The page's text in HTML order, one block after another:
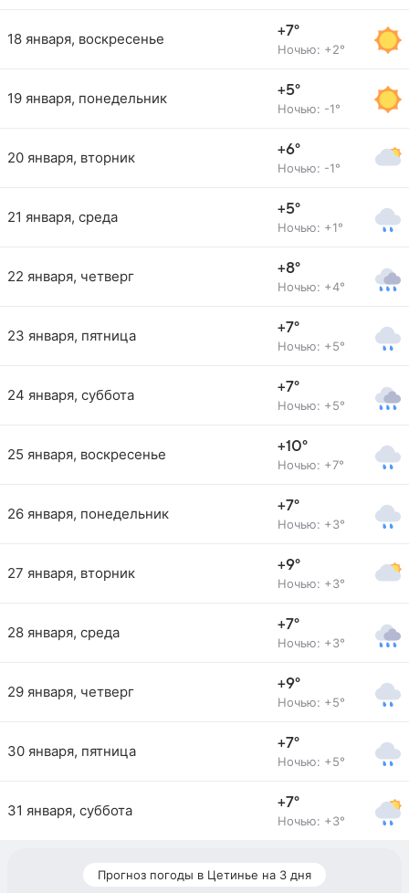
18 января, воскресенье +7°
Ночью: +2°
19 января, понедельник +5°
Ночью: -1°
20 января, вторник +6°
Ночью: -1°
21 января, среда +5°
Ночью: +1°
22 января, четверг +8°
Ночью: +4°
23 января, пятница +7°
Ночью: +5°
24 января, суббота +7°
Ночью: +5°
25 января, воскресенье +10°
Ночью: +7°
26 января, понедельник +7°
Ночью: +3°
27 января, вторник +9°
Ночью: +3°
28 января, среда +7°
Ночью: +3°
29 января, четверг +9°
Ночью: +5°
30 января, пятница +7°
Ночью: +5°
31 января, суббота +7°
Ночью: +3°
Прогноз погоды в Цетинье на 3 дня